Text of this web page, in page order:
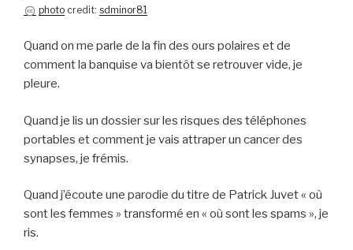
photo credit: sdminor81
Quand on me parle de la fin des ours polaires et de
comment la banquise va bientôt se retrouver vide, je
pleure.
Quand je lis un dossier sur les risques des téléphones
portables et comment je vais attraper un cancer des
synapses, je frémis.
Quand j’écoute une parodie du titre de Patrick Juvet « où
sont les femmes » transformé en « où sont les spams », je
ris.